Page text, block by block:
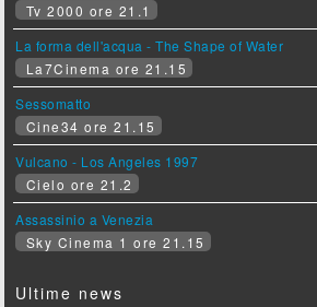
Tv 2000 ore 21.1
La forma dell'acqua - The Shape of Water
La7Cinema ore 21.15
Sessomatto
Cine34 ore 21.15
Vulcano - Los Angeles 1997
Cielo ore 21.2
Assassinio a Venezia
Sky Cinema 1 ore 21.15
Ultime news